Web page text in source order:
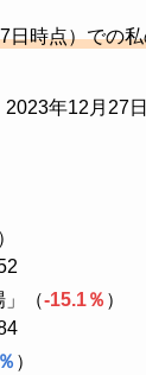
日時点）での
年12月27
）
」（-15.1％ ）
）